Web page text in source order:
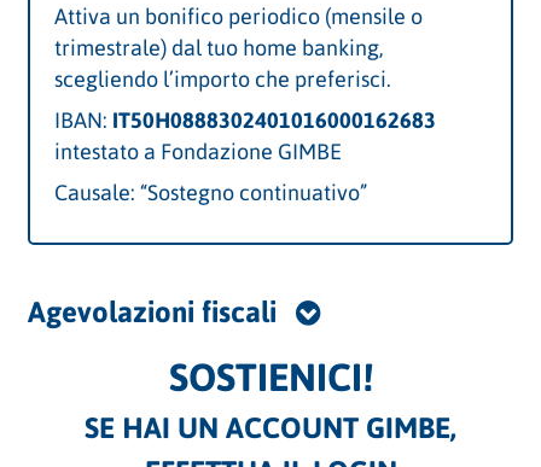
Attiva un bonifico periodico (mensile o
trimestrale) dal tuo home banking,
scegliendo l’importo che preferisci.
IBAN: IT50H0888302401016000162683
intestato a Fondazione GIMBE
Causale: “Sostegno continuativo”
Agevolazioni fiscali
SOSTIENICI!
SE HAI UN ACCOUNT GIMBE,